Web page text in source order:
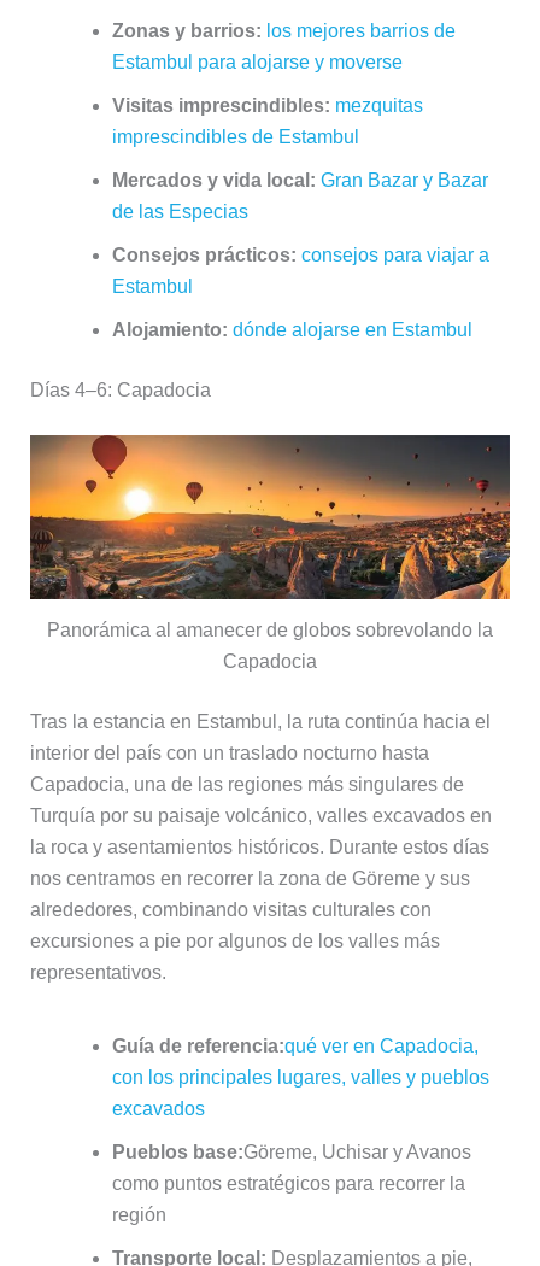
Zonas y barrios: los mejores barrios de
Estambul para alojarse y moverse
Visitas imprescindibles: mezquitas
imprescindibles de Estambul
Mercados y vida local: Gran Bazar y Bazar
de las Especias
Consejos prácticos: consejos para viajar a
Estambul
Alojamiento: dónde alojarse en Estambul
Días 4–6: Capadocia
Panorámica al amanecer de globos sobrevolando la
Capadocia
Tras la estancia en Estambul, la ruta continúa hacia el
interior del país con un traslado nocturno hasta
Capadocia, una de las regiones más singulares de
Turquía por su paisaje volcánico, valles excavados en
la roca y asentamientos históricos. Durante estos días
nos centramos en recorrer la zona de Göreme y sus
alrededores, combinando visitas culturales con
excursiones a pie por algunos de los valles más
representativos.
Guía de referencia:qué ver en Capadocia,
con los principales lugares, valles y pueblos
excavados
Pueblos base:Göreme, Uchisar y Avanos
como puntos estratégicos para recorrer la
región
Transporte local: Desplazamientos a pie,